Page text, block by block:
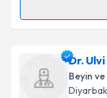
Randevu
Dr. Tevfik
oluşturun.
takvim
Dr.
Beyin